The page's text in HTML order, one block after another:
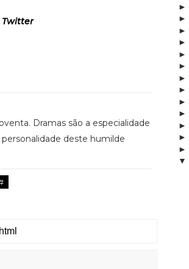
Twitter
Dramas são a especialidade
deste humilde
►
►
►
►
►
►
►
►
►
►
►
►
►
▼